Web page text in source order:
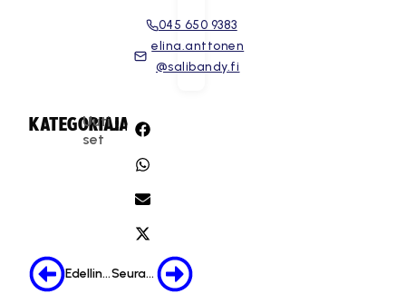
045 650 9383
elina.anttonen
@salibandy.fi
KATEGORIA:
Uuti
set
JAA:
Edellinen Seuraava